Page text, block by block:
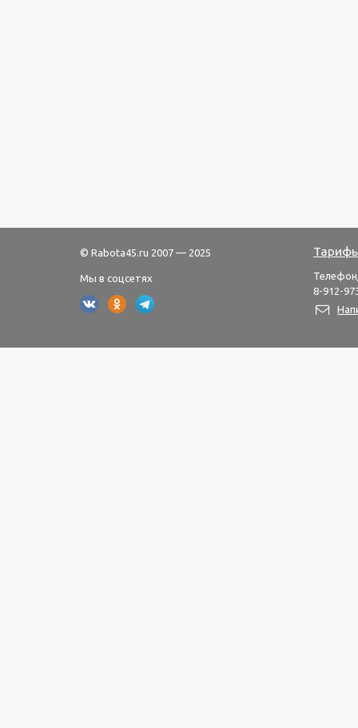
© Rabota45.ru 2007 — 2025
Мы в соцсетях
8-912-